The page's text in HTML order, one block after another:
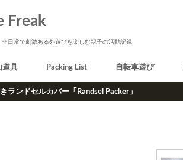
Freak
日常で刺激ある外遊びを楽しむ親子の活動記録
道具 Packing List 自転車遊び
ランドセルカバー「Randsel Packer」